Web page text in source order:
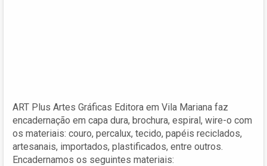
ART Plus Artes Gráficas Editora em Vila Mariana faz
encadernação em capa dura, brochura, espiral, wire-o com
os materiais: couro, percalux, tecido, papéis reciclados,
artesanais, importados, plastificados, entre outros.
Encadernamos os seguintes materiais: